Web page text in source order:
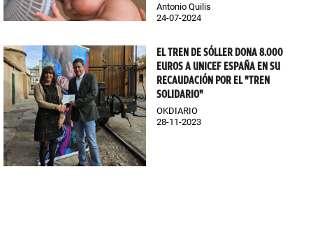
Antonio Quilis
24-07-2024
EL TREN DE SÓLLER DONA 8.000
EUROS A UNICEF ESPAÑA EN SU
RECAUDACIÓN POR EL "TREN
SOLIDARIO"
OKDIARIO
28-11-2023